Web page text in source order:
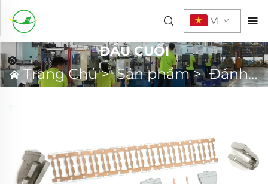
VI
ĐẦU CUỐI
Trang Chủ>Sản phẩm>Đánh Dấu Kim Loại